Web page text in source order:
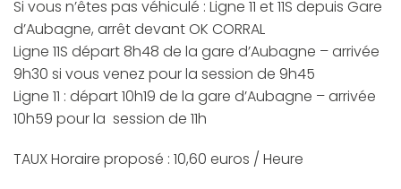
Si vous n’êtes pas véhiculé : Ligne 11 et 11S depuis Gare
d’Aubagne, arrêt devant OK CORRAL
Ligne 11S départ 8h48 de la gare d’Aubagne – arrivée
9h30 si vous venez pour la session de 9h45
Ligne 11 : départ 10h19 de la gare d’Aubagne – arrivée
10h59 pour la session de 11h
TAUX Horaire proposé : 10,60 euros / Heure